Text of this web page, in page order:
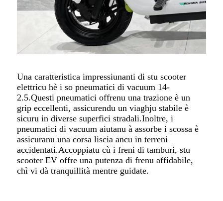
Una caratteristica impressiunanti di stu scooter
elettricu hè i so pneumatici di vacuum 14-
2.5.Questi pneumatici offrenu una trazione è un
grip eccellenti, assicurendu un viaghju stabile è
sicuru in diverse superfici stradali.Inoltre, i
pneumatici di vacuum aiutanu à assorbe i scossa è
assicuranu una corsa liscia ancu in terreni
accidentati.Accoppiatu cù i freni di tamburi, stu
scooter EV offre una putenza di frenu affidabile,
chì vi dà tranquillità mentre guidate.